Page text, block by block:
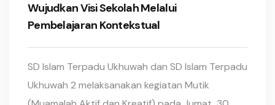
Wujudkan Visi Sekolah Melalui
Pembelajaran Kontekstual
SD Islam Terpadu Ukhuwah dan SD Islam Terpadu
Ukhuwah 2 melaksanakan kegiatan Mutik